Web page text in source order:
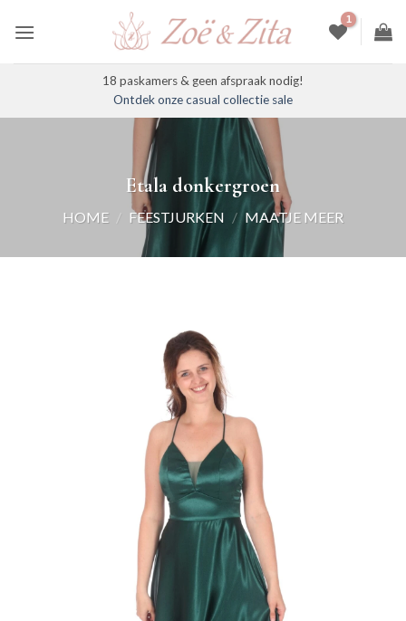
naar
18 paskamers & geen afspraak nodig!
Ontdek onze casual collectie sale
Etala donkergroen
HOME / FEESTJURKEN / MAATJE MEER